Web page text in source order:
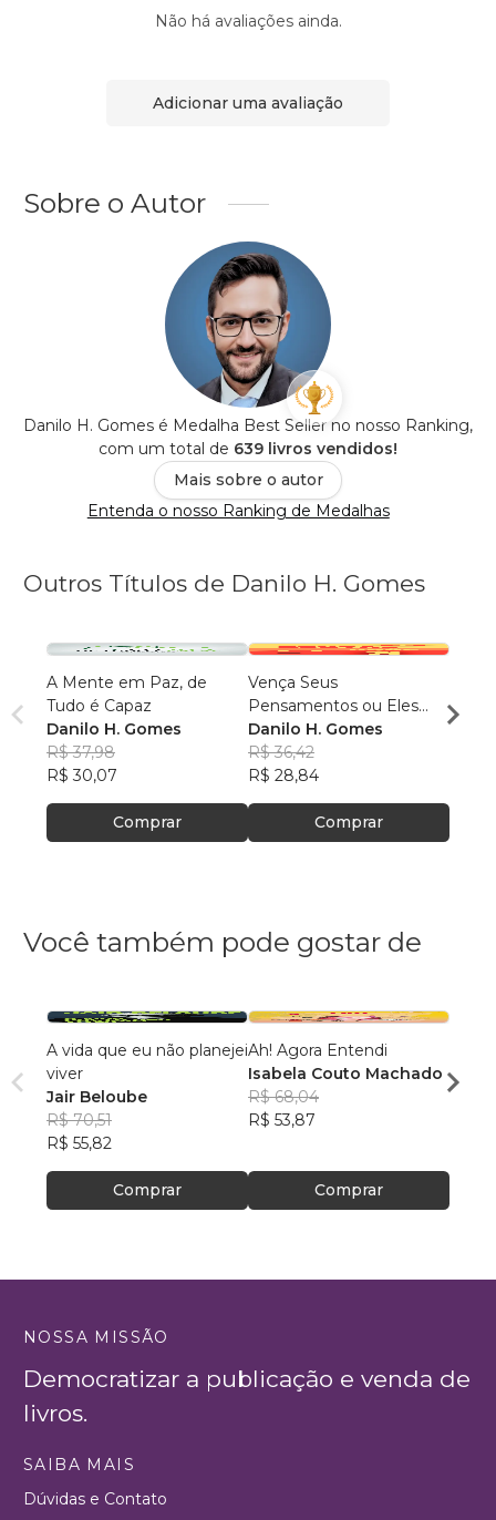
Não há avaliações ainda.
Adicionar uma avaliação
Sobre o Autor
Danilo H. Gomes é Medalha Best Seller no nosso Ranking,
com um total de 639 livros vendidos!
Mais sobre o autor
Entenda o nosso Ranking de Medalhas
Outros Títulos de Danilo H. Gomes
A Mente em Paz, de
Tudo é Capaz
Danilo H. Gomes
R$ 37,98
R$ 30,07
Comprar
Vença Seus
Pensamentos ou Eles
Vencerão Você
Danilo H. Gomes
R$ 36,42
R$ 28,84
Comprar
Você
Você também pode gostar de
A vida que eu não planejei
viver
Jair Beloube
R$ 70,51
R$ 55,82
Comprar
Ah! Agora Entendi
Isabela Couto Machado
R$ 68,04
R$ 53,87
Comprar
R$
NOSSA MISSÃO
Democratizar a publicação e venda de
livros.
SAIBA MAIS
Dúvidas e Contato